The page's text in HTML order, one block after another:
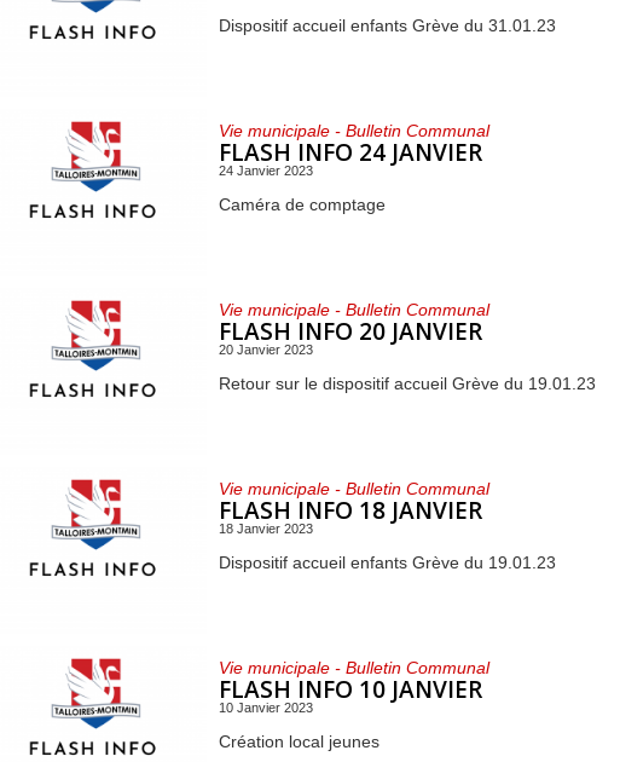
Dispositif accueil enfants Grève du 31.01.23
Vie municipale - Bulletin Communal
FLASH INFO 24 JANVIER
24 Janvier 2023
Caméra de comptage
Vie municipale - Bulletin Communal
FLASH INFO 20 JANVIER
20 Janvier 2023
Retour sur le dispositif accueil Grève du 19.01.23
Vie municipale - Bulletin Communal
FLASH INFO 18 JANVIER
18 Janvier 2023
Dispositif accueil enfants Grève du 19.01.23
Vie municipale - Bulletin Communal
FLASH INFO 10 JANVIER
10 Janvier 2023
Création local jeunes